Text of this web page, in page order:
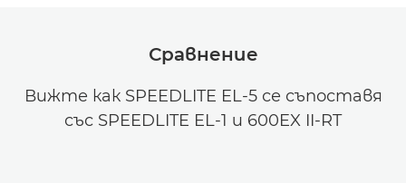
Сравнение
Вижте как SPEEDLITE EL-5 се съпоставя
със SPEEDLITE EL-1 и 600EX II-RT